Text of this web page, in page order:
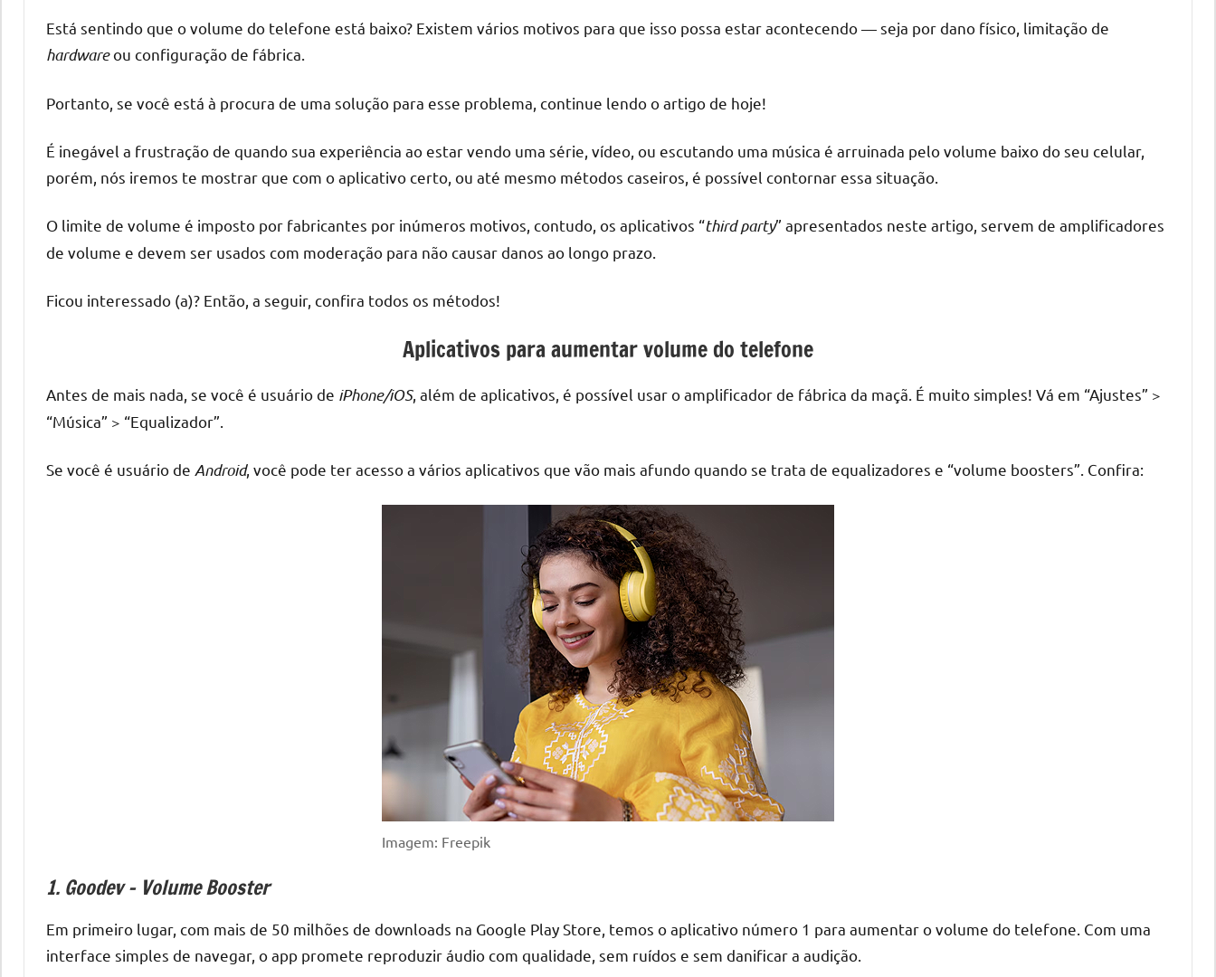
Está sentindo que o volume do telefone está baixo? Existem vários motivos para que isso possa estar acontecendo — seja por dano físico, limitação de
hardwareou configuração de fábrica.
Portanto, se você está à procura de uma solução para esse problema, continue lendo o artigo de hoje!
É inegável a frustração de quando sua experiência ao estar vendo uma série, vídeo, ou escutando uma música é arruinada pelo volume baixo do seu celular,
porém, nós iremos te mostrar que com o aplicativo certo, ou até mesmo métodos caseiros, é possível contornar essa situação.
O limite de volume é imposto por fabricantes por inúmeros motivos, contudo, os aplicativos “third party” apresentados neste artigo, servem de amplificadores
de volume e devem ser usados com moderação para não causar danos ao longo prazo.
Ficou interessado (a)? Então, a seguir, confira todos os métodos!
Aplicativos para aumentar volume do telefone
Antes de mais nada, se você é usuário de iPhone/iOS, além de aplicativos, é possível usar o amplificador de fábrica da maçã. É muito simples! Vá em “Ajustes” >
“Música” > “Equalizador”.
Se você é usuário de Android, você pode ter acesso a vários aplicativos que vão mais afundo quando se trata de equalizadores e “volume boosters”. Confira:
Imagem: Freepik
1. Goodev – Volume Booster
Em primeiro lugar, com mais de 50 milhões de downloads na Google Play Store, temos o aplicativo número 1 para aumentar o volume do telefone. Com uma
interface simples de navegar, o app promete reproduzir áudio com qualidade, sem ruídos e sem danificar a audição.